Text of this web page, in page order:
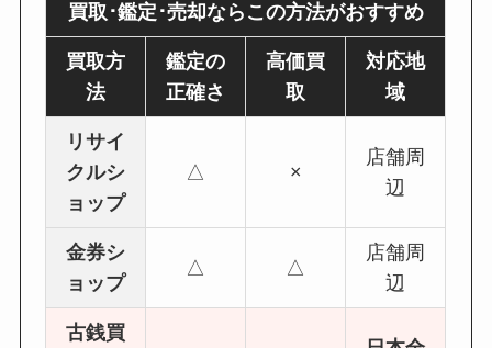
買取･鑑定･売却ならこの方法がおすすめ
買取方
法
鑑定の
正確さ
高価買
取
対応地
域
リサイ
クルシ
ョップ
△ ×
店舗周
辺
金券シ
ョップ
△ △
店舗周
辺
古銭買